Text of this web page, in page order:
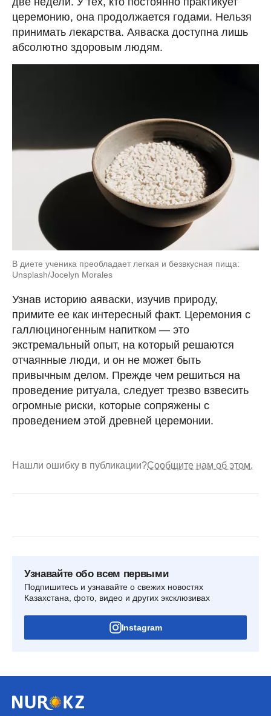
церемонию, она продолжается годами. Нельзя
принимать лекарства. Аяваска доступна лишь
абсолютно здоровым людям.
В диете ученика преобладает легкая и безвкусная пища:
Unsplash/Jocelyn Morales
Узнав историю аяваски, изучив природу,
примите ее как интересный факт. Церемония с
галлюциногенным напитком — это
экстремальный опыт, на который решаются
отчаянные люди, и он не может быть
привычным делом. Прежде чем решиться на
проведение ритуала, следует трезво взвесить
огромные риски, которые сопряжены с
проведением этой древней церемонии.
Нашли ошибку в публикации?Сообщите нам об этом.
Узнавайте обо всем первыми
Подпишитесь и узнавайте о свежих новостях
Казахстана, фото, видео и других эксклюзивах
Instagram